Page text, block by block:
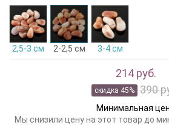
2,5-3 см 2-2,5 см 3-4 см
214 руб.
скидка 45% 390
Минимальная
Мы снизили цену на этот товар до